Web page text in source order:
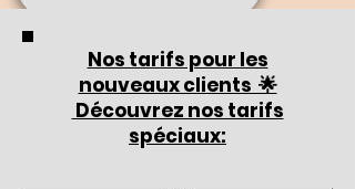
Nos tarifs pour les
nouveaux clients 🌟
Découvrez nos tarifs
spéciaux: